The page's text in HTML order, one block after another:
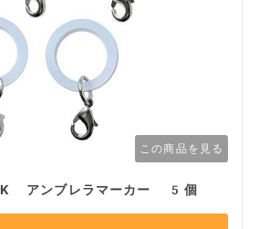
この商品を見る
アンブレラマーカー 5個